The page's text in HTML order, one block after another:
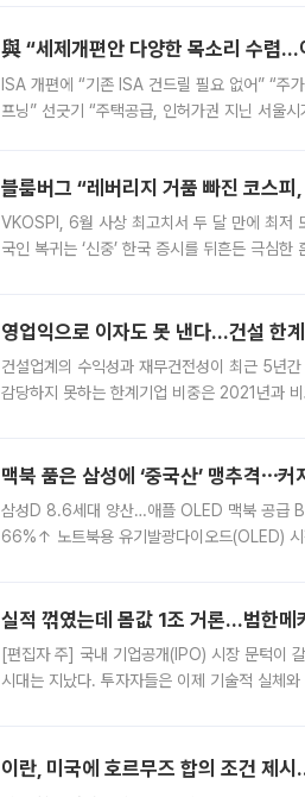
與 “세제개편안 다양한 목소리 수렴…
ISA 개편에 “기존 ISA 건드릴 필요 없어” “주
프닝” 선긋기 “주택공급, 인허가권 지닌 서울
블룸버그 “레버리지 거품 빠진 코스
VKOSPI, 6월 사상 최고치서 두 달 만에 최저
국인 복귀는 ‘신중’ 한국 증시를 뒤흔든 극심
영업익으로 이자도 못 낸다…건설
건설업계의 수익성과 재무건전성이 최근 5년
감당하지 못하는 한계기업 비중은 2021년과
맥북 품은 삼성에 ‘중국산’ 맹추격⋯
삼성D 8.6세대 양산…애플 OLED 맥북 공급
66%↑ 노트북용 유기발광다이오드(OLED) 시
실적 꺾였는데 몸값 1조 거론…범한
[편집자 주] 국내 기업공개(IPO) 시장 문턱이
시대는 지났다. 투자자들은 이제 기술적 실체
이란, 미국에 호르무즈 합의 조건 제